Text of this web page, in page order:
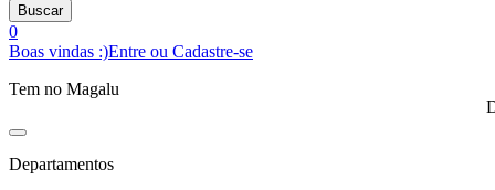
Buscar
0
Boas vindas :)Entre ou Cadastre-se
Tem no Magalu
Departamentos